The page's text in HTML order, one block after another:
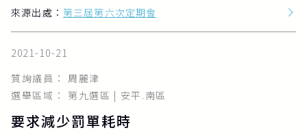
來源出處： 第三屆第六次定期會
2021-10-21
質詢議員： 周麗津
選舉區域： 第九選區 | 安平.南區
要求減少罰單耗時